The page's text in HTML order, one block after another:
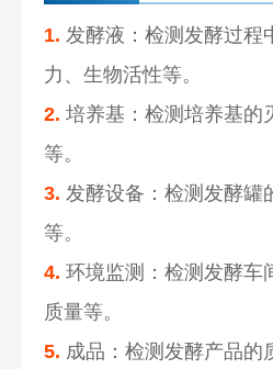
1. 发酵液：检测发酵过程
力、生物活性等。
2. 培养基：检测培养基的
等。
3. 发酵设备：检测发酵罐
等。
4. 环境监测：检测发酵车
质量等。
5. 成品：检测发酵产品的